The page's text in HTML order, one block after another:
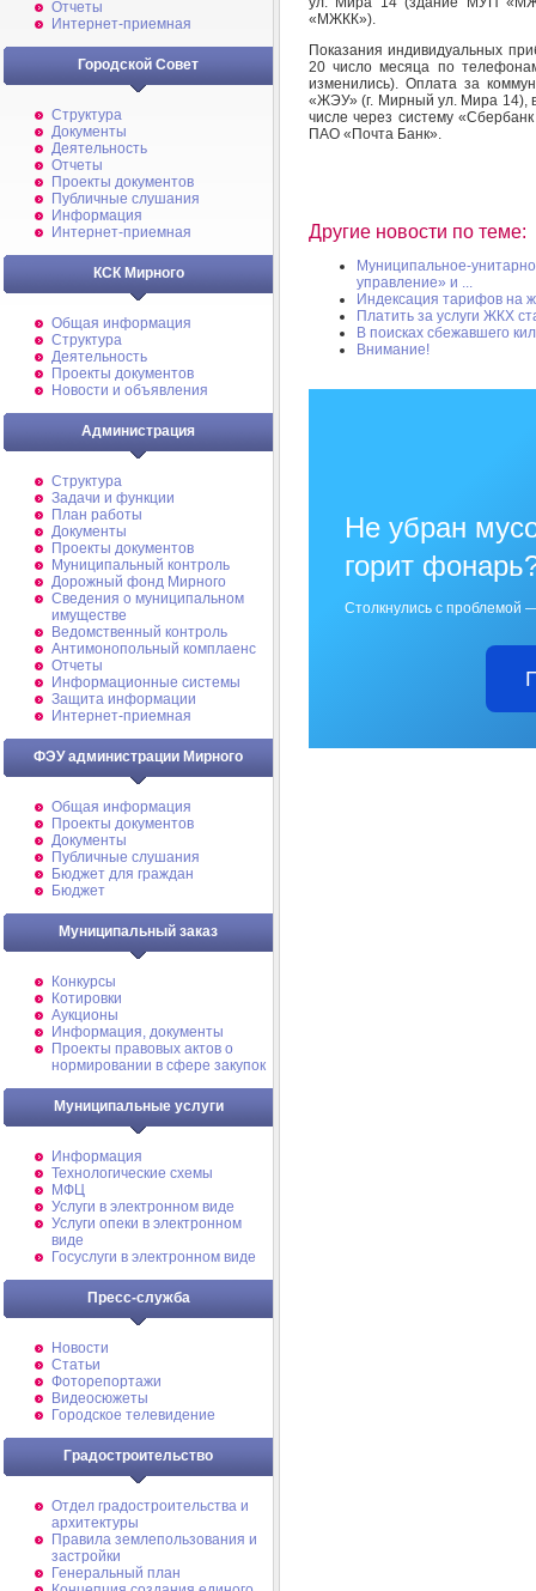
Отчеты
Интернет-приемная
Городской Совет
Структура
Документы
Деятельность
Отчеты
Проекты документов
Публичные слушания
Информация
Интернет-приемная
КСК Мирного
Общая информация
Структура
Деятельность
Проекты документов
Новости и объявления
Администрация
Структура
Задачи и функции
План работы
Документы
Проекты документов
Муниципальный контроль
Дорожный фонд Мирного
Cведения о муниципальном
имуществе
Ведомственный контроль
Антимонопольный комплаенс
Отчеты
Информационные системы
Защита информации
Интернет-приемная
ФЭУ администрации Мирного
Общая информация
Проекты документов
Документы
Публичные слушания
Бюджет для граждан
Бюджет
Муниципальный заказ
Конкурсы
Котировки
Аукционы
Информация, документы
Проекты правовых актов о
нормировании в сфере закупок
Муниципальные услуги
Информация
Технологические схемы
МФЦ
Услуги в электронном виде
Услуги опеки в электронном
виде
Госуслуги в электронном виде
Пресс-служба
Новости
Статьи
Фоторепортажи
Видеосюжеты
Городское телевидение
Градостроительство
Отдел градостроительства и
архитектуры
Правила землепользования и
застройки
Генеральный план
«МЖКК»).
Показания индивидуальных
20 число месяца по
изменились). Оплата за
«ЖЭУ» (г. Мирный ул. Мира 14),
числе через систему
ПАО «Почта Банк».
Другие новости по теме:
Муниципальное-
управление» и ...
Индексация тарифов на
Платить за услуги ЖКХ
В поисках сбежавшего
Внимание!
Не убран
горит
Столкнулись с проблемой